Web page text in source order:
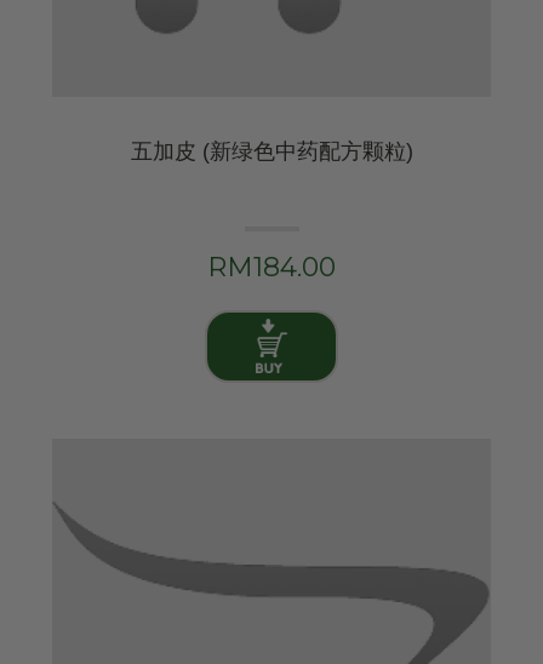
五加皮 (新绿色中药配方颗粒)
RM184.00